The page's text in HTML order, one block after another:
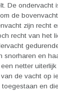
De ondervacht
de
zijn recht
recht van het
snorharen en
netter uiterlijk
de vacht op
en